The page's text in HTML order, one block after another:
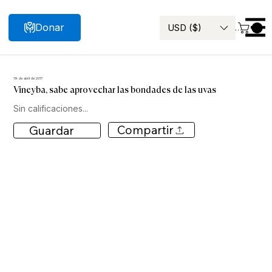
Buscar USD ($) Menu
Donar
19 de abril de 2017
Vineyba, sabe aprovechar las bondades de las uvas
Sin calificaciones...
Guardar Compartir